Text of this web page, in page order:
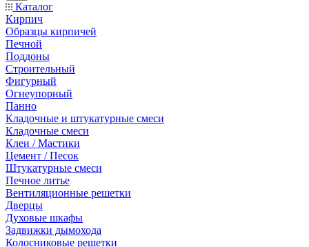
Каталог
Кирпич
Образцы кирпичей
Печной
Поддоны
Строительный
Фигурный
Огнеупорный
Панно
Кладочные и штукатурные смеси
Кладочные смеси
Клеи / Мастики
Цемент / Песок
Штукатурные смеси
Печное литье
Вентиляционные решетки
Дверцы
Духовые шкафы
Задвижки дымохода
Колосниковые решетки